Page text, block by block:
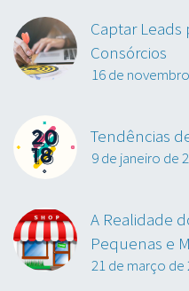
Captar Leads
Consórcios
16 de
Tendências
9 de janeiro de
A Realidade
Pequenas e
21 de março de